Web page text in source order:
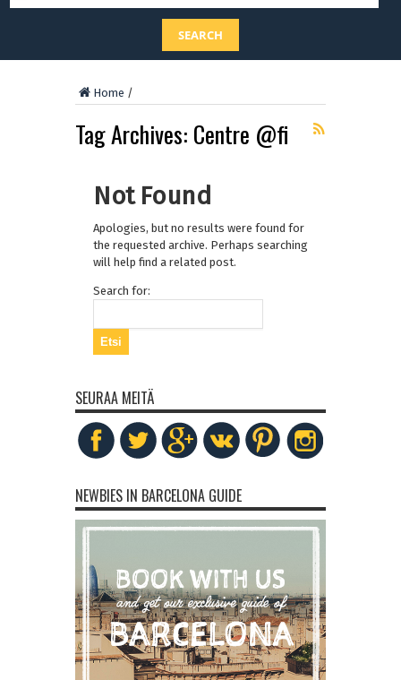
SEARCH
Home /
Tag Archives: Centre @fi
Not Found
Apologies, but no results were found for
the requested archive. Perhaps searching
will help find a related post.
Search for:
SEURAA MEITÄ
NEWBIES IN BARCELONA GUIDE